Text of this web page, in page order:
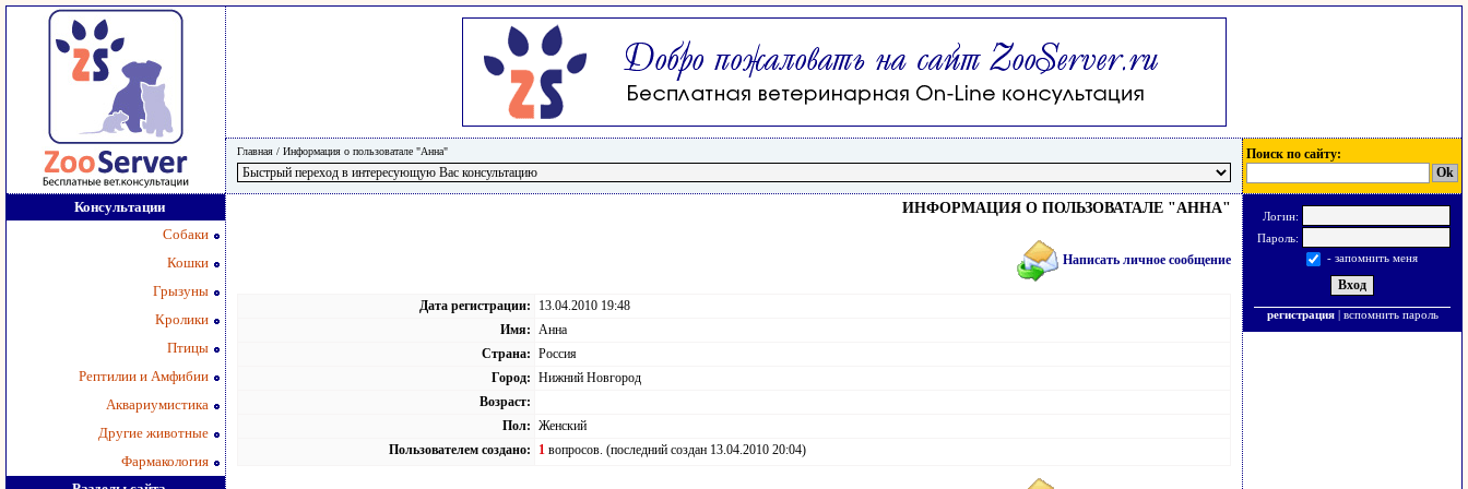
Главная / Информация о пользоватале "Анна" Поиск по сайту:
Консультации
Собаки
Кошки
Грызуны
Кролики
Птицы
Рептилии и Амфибии
Аквариумистика
Другие животные
Фармакология
ИНФОРМАЦИЯ О ПОЛЬЗОВАТАЛЕ "АННА"
Написать личное сообщение
Дата регистрации:
13.04.2010 19:48
Имя: Анна
Страна: Россия
Город: Нижний Новгород
Возраст:
Пол: Женский
Пользователем создано:
1 вопросов. (последний создан 13.04.2010 20:04)
Логин:
Пароль:
- запомнить меня
регистрация| вспомнить пароль